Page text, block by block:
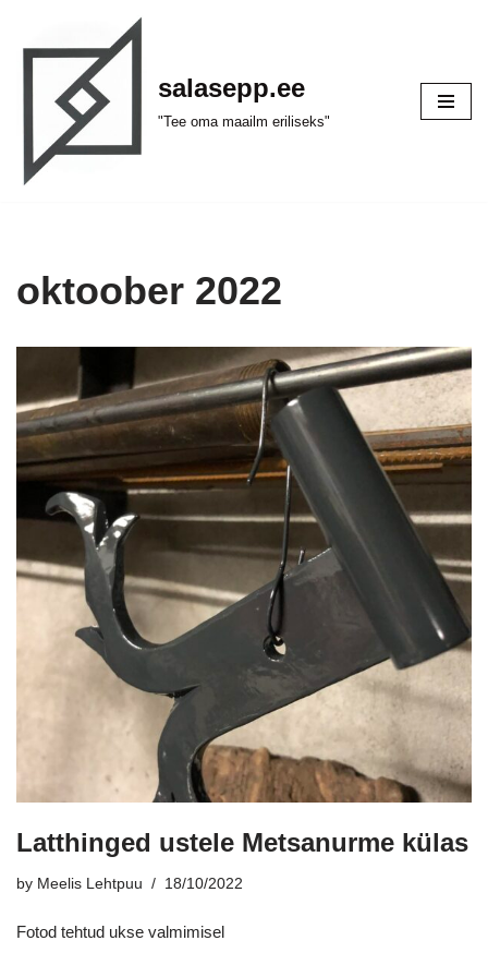
Skip
content
salasepp.ee
"Tee oma maailm eriliseks"
oktoober 2022
Latthinged ustele Metsanurme külas
by Meelis Lehtpuu 18/10/2022
Fotod tehtud ukse valmimisel